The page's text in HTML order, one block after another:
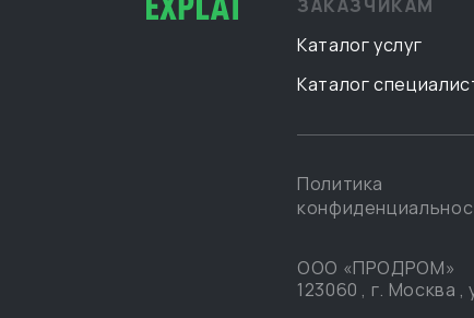
ЗАКАЗЧИКАМ
Каталог услуг
Каталог
Политика
ООО «ПРОДРОМ»
123060 , г. Москва ,